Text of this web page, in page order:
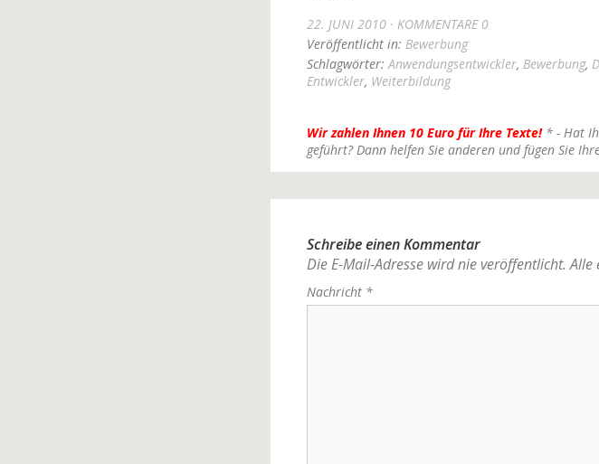
22. JUNI 2010
KOMMENTARE 0
Veröffentlicht in: Bewerbung
Schlagwörter: Anwendungsentwickler, Bewerbung,
Entwickler, Weiterbildung
Wir zahlen Ihnen 10 Euro für Ihre Texte! * - Hat
geführt? Dann helfen Sie anderen und fügen Sie
Schreibe einen Kommentar
Die E-Mail-Adresse wird nie veröffentlicht. Alle
Nachricht *